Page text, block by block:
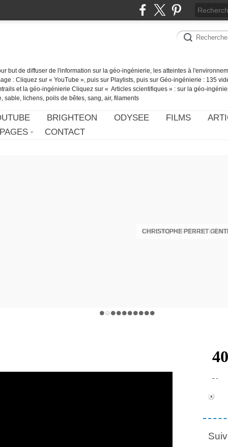
but de diffuser de l'information sur la géo-ingénierie, les atteintes à
: Cliquez sur « YouTube », puis sur Playlists, puis sur Géo-ingénierie : 135
et la géo-ingénierie Cliquez sur « Articles scientifiques » : sur la géo-
sable, lichens, poils de bêtes, sang, air, filaments
BRIGHTEON ODYSEE FILMS
PAGES
CONTACT
CHRISTOPHE PERRET